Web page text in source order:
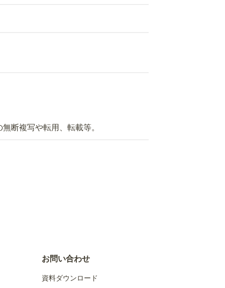
断複写や転用、転載等。
お問い合わせ
資料ダウンロード